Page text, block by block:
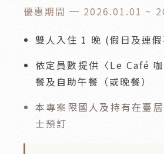
優惠期間 ─ 2026.01.01 ~
雙人入住 1 晚 (假日及連假
依定員數提供〈Le Café
餐及自助午餐（或晚餐）
本專案限國人及持有在臺
士預訂